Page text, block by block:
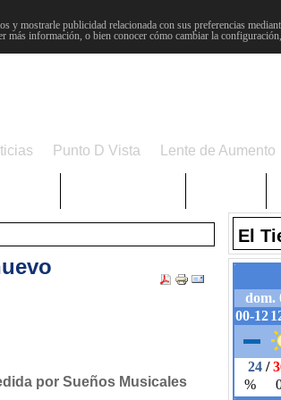
mostrarle publicidad relacionada con sus preferencias
más información, o bien conocer cómo cambiar la
Punto D Vista Lente de Aumento
El